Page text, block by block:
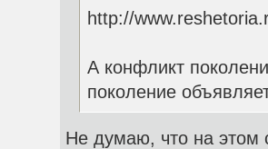
http://
А конфликт
поколение
Не думаю, что на этом